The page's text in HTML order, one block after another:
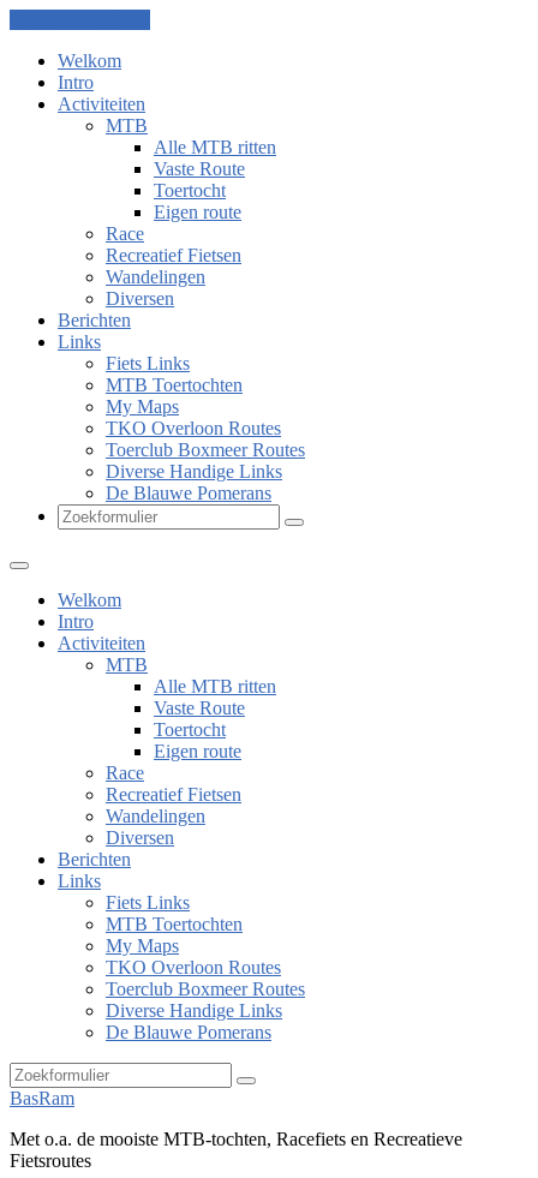
Welkom
Intro
Activiteiten
MTB
Alle MTB ritten
Vaste Route
Toertocht
Eigen route
Race
Recreatief Fietsen
Wandelingen
Diversen
Berichten
Links
Fiets Links
MTB Toertochten
My Maps
TKO Overloon Routes
Toerclub Boxmeer Routes
Diverse Handige Links
De Blauwe Pomerans
Zoeken
Welkom
Intro
Activiteiten
MTB
Alle MTB ritten
Vaste Route
Toertocht
Eigen route
Race
Recreatief Fietsen
Wandelingen
Diversen
Berichten
Links
Fiets Links
MTB Toertochten
My Maps
TKO Overloon Routes
Toerclub Boxmeer Routes
Diverse Handige Links
De Blauwe Pomerans
Zoeken
BasRam
Met o.a. de mooiste MTB-tochten, Racefiets en Recreatieve
Fietsroutes